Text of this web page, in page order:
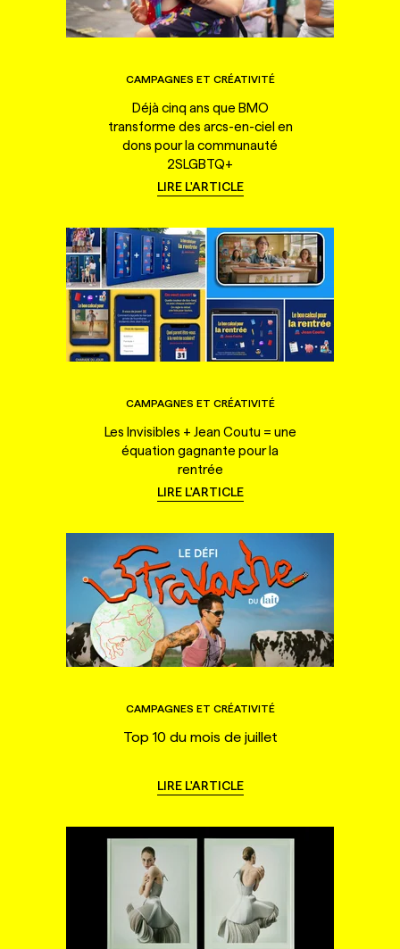
CAMPAGNES ET CRÉATIVITÉ
Déjà cinq ans que BMO
transforme des arcs-en-ciel en
dons pour la communauté
2SLGBTQ+
LIRE L'ARTICLE
CAMPAGNES ET CRÉATIVITÉ
Les Invisibles + Jean Coutu = une
équation gagnante pour la
rentrée
LIRE L'ARTICLE
CAMPAGNES ET CRÉATIVITÉ
Top 10 du mois de juillet
LIRE L'ARTICLE